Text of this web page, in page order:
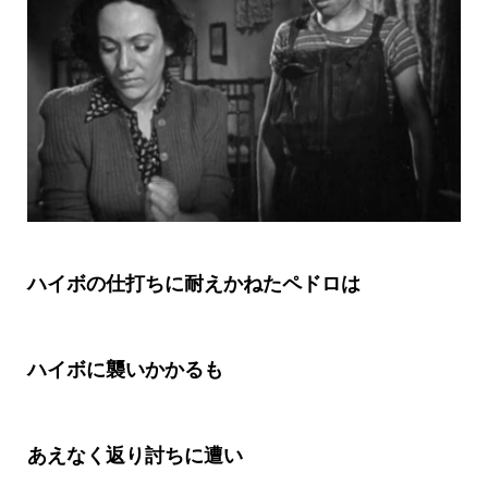
ハイボの仕打ちに耐えかねたペドロは
ハイボに襲いかかるも
あえなく返り討ちに遭い